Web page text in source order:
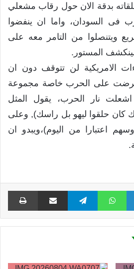
بدقة الان حول رقاب مشعلي
فى السودان، واما ان ينفضوا
ويتنصلوا من التامر معه على
المستور.
الامريكية لن تتوقف دون ان
على الحرب خاصة مجموعة
اشعلت نار الحرب، يقول المثل
كان حلقوا ليهو بل راسك), وعلى
اعتبارا من اليوم)،ويبدو ان
لينكدإن واتساب تيلقرام مشاركة عبر البريد